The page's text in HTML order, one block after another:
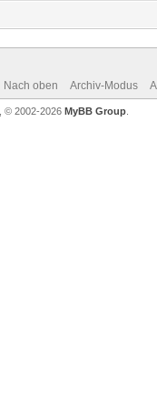
Nach oben Archiv-Modus
, © 2002-2026 MyBB Group